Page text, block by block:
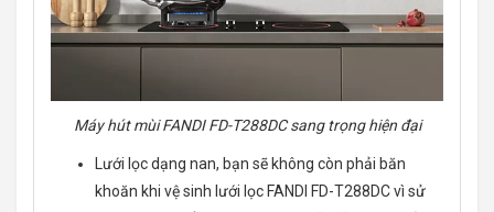
Máy hút mùi FANDI FD-T288DC sang trọng hiện đại
Lưới lọc dạng nan, bạn sẽ không còn phải băn
khoăn khi vệ sinh lưới lọc FANDI FD-T288DC vì sử